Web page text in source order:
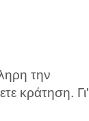
την
κράτηση. Γι'